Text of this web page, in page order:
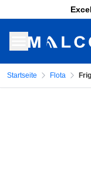
Startseite Flota